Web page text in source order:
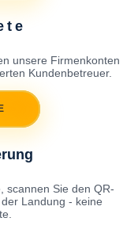
unsere Firmenkonten
Kundenbetreuer.
scannen Sie den QR-
Landung - keine